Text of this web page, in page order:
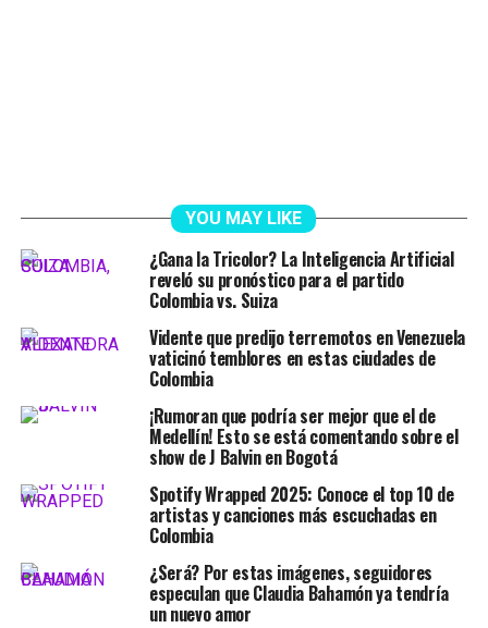
YOU MAY LIKE
¿Gana la Tricolor? La Inteligencia Artificial
reveló su pronóstico para el partido
Colombia vs. Suiza
Vidente que predijo terremotos en Venezuela
vaticinó temblores en estas ciudades de
Colombia
¡Rumoran que podría ser mejor que el de
Medellín! Esto se está comentando sobre el
show de J Balvin en Bogotá
Spotify Wrapped 2025: Conoce el top 10 de
artistas y canciones más escuchadas en
Colombia
¿Será? Por estas imágenes, seguidores
especulan que Claudia Bahamón ya tendría
un nuevo amor